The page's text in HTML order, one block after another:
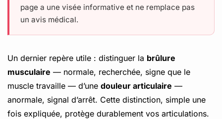
page a une visée informative et ne remplace pas
un avis médical.
Un dernier repère utile : distinguer la brûlure
musculaire — normale, recherchée, signe que le
muscle travaille — d’une douleur articulaire —
anormale, signal d’arrêt. Cette distinction, simple une
fois expliquée, protège durablement vos articulations.